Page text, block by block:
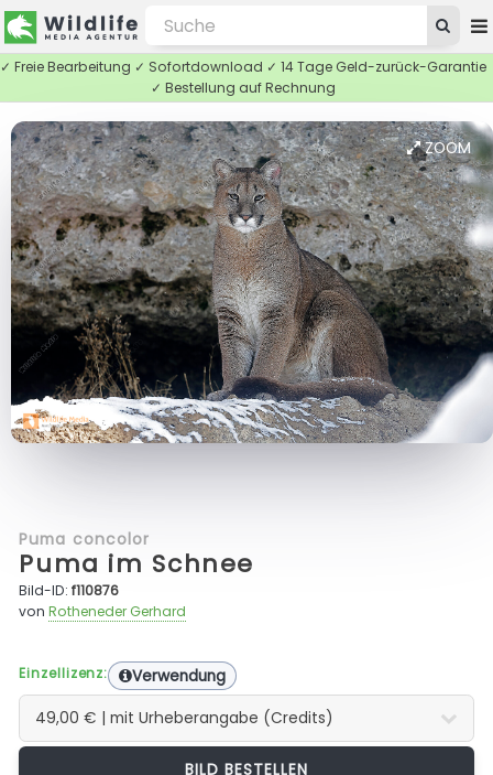
✓ Freie Bearbeitung ✓ Sofortdownload ✓ 14 Tage Geld-zurück-Garantie
✓ Bestellung auf Rechnung
ZOOM
Puma concolor
Puma im Schnee
Bild-ID:f110876
vonRotheneder Gerhard
Einzellizenz: Verwendung
BILD BESTELLEN